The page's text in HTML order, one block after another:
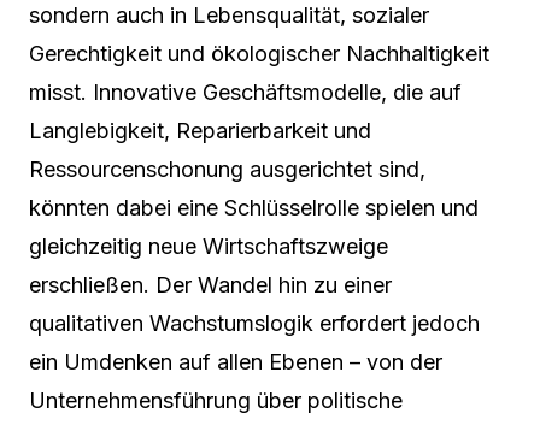
sondern auch in Lebensqualität, sozialer
Gerechtigkeit und ökologischer Nachhaltigkeit
misst. Innovative Geschäftsmodelle, die auf
Langlebigkeit, Reparierbarkeit und
Ressourcenschonung ausgerichtet sind,
könnten dabei eine Schlüsselrolle spielen und
gleichzeitig neue Wirtschaftszweige
erschließen. Der Wandel hin zu einer
qualitativen Wachstumslogik erfordert jedoch
ein Umdenken auf allen Ebenen – von der
Unternehmensführung über politische